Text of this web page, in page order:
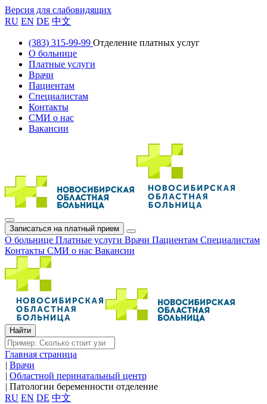
Версия для слабовидящих
RU EN DE 中文
(383) 315-99-99 Отделение платных услуг
О больнице
Платные услуги
Врачи
Пациентам
Специалистам
Контакты
СМИ о нас
Вакансии
Записаться на платный прием
О больнице Платные услуги Врачи Пациентам Специалистам
Контакты СМИ о нас Вакансии
Главная страница
| Врачи
| Областной перинатальный центр
| Патологии беременности отделение
RU EN DE 中文